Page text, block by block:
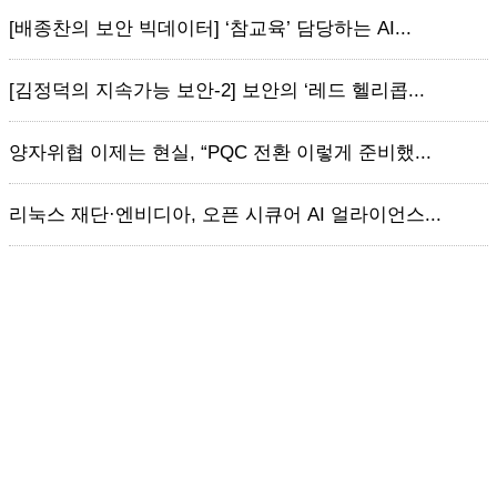
[배종찬의 보안 빅데이터] ‘참교육’ 담당하는 AI...
[김정덕의 지속가능 보안-2] 보안의 ‘레드 헬리콥...
양자위협 이제는 현실, “PQC 전환 이렇게 준비했...
리눅스 재단·엔비디아, 오픈 시큐어 AI 얼라이언스...